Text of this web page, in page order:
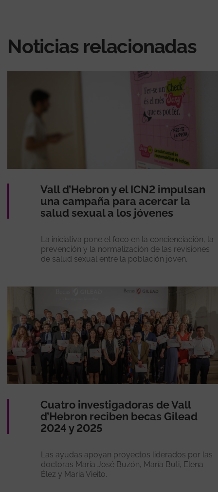
Noticias relacionadas
Vall d’Hebron y el ICN2 impulsan
una campaña para acercar la
salud sexual a los jóvenes
La iniciativa pone el foco en la concienciación, la
prevención y la normalización de las revisiones
de salud sexual entre la población joven.
Cuatro investigadoras de Vall
d’Hebron reciben becas Gilead
2024 y 2025
Las ayudas apoyan proyectos liderados por las
doctoras María José Buzón, María Buti, Elena
Élez y Maria Vieito.